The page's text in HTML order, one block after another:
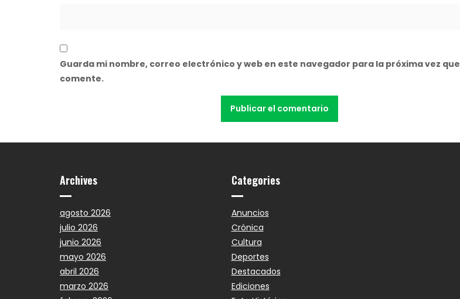
Guarda mi nombre, correo electrónico y web en este navegador para la próxima vez que
comente.
Archives
agosto 2026
julio 2026
junio 2026
mayo 2026
abril 2026
marzo 2026
Categories
Anuncios
Crónica
Cultura
Deportes
Destacados
Ediciones